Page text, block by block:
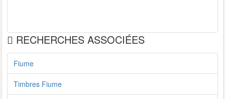
RECHERCHES ASSOCIÉES
Fiume
Timbres Fiume